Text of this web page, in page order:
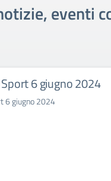
eventi
6 giugno 2024
6 giugno 2024